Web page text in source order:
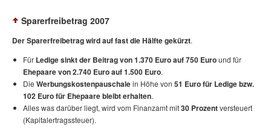
Sparerfreibetrag 2007
Der Sparerfreibetrag wird auf fast die Hälfte gekürzt.
Für Ledige sinkt der Beitrag von 1.370 Euro auf 750 Euround für
Ehepaare von 2.740 Euro auf 1.500 Euro.
Die Werbungskostenpauschalein Höhe von 51 Euro für Ledige bzw.
102 Euro für Ehepaare bleibt erhalten.
Alles was darüber liegt, wird vom Finanzamt mit30 Prozentversteuert
(Kapitalertragssteuer).